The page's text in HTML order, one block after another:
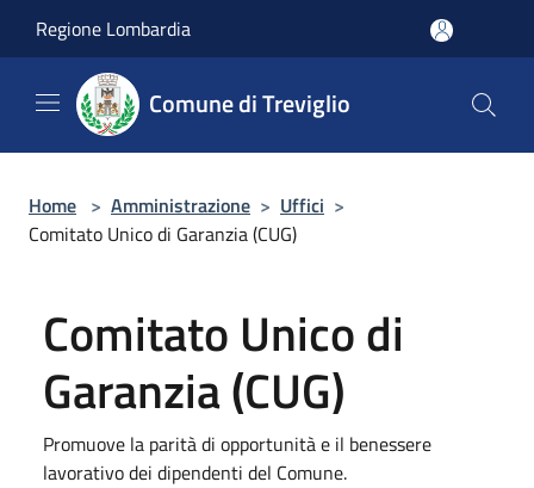
Regione Lombardia
Comune di Treviglio
Home > Amministrazione > Uffici >
Comitato Unico di Garanzia (CUG)
Comitato Unico di
Garanzia (CUG)
Promuove la parità di opportunità e il benessere
lavorativo dei dipendenti del Comune.